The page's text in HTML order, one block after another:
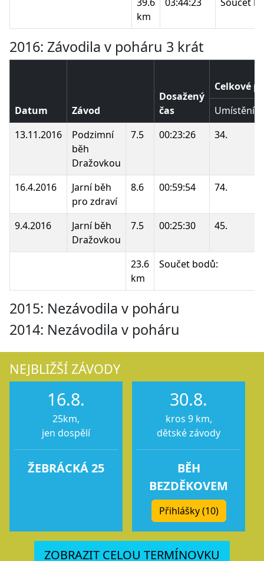
km
2016: Závodila v poháru 3 krát
Datum Závod
Dosažený
čas
Celkové
Umístění
13.11.2016
Podzimní
běh
Dražovkou
7.5 00:23:26 34.
16.4.2016
Jarní běh
pro zdraví
8.6 00:59:54 74.
9.4.2016
Jarní běh
Dražovkou
7.5 00:25:30 45.
23.6
km
Součet bodů:
2015: Nezávodila v poháru
2014: Nezávodila v poháru
NEJBLIŽŠÍ ZÁVODY
16.8.
25km,
jen dospělí
ŽEBRÁCKÁ 25
30.8.
kros 9 km,
dětské závody
BĚH
BEZDĚKOVEM
Přihlášky (10)
ZOBRAZIT CELOU TERMÍNOVKU